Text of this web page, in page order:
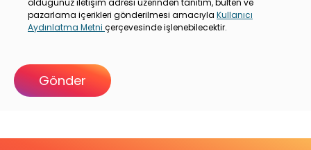
olduğunuz iletişim adresi üzerinden tanıtım, bülten ve
pazarlama içerikleri gönderilmesi amacıyla Kullanıcı
Aydınlatma Metni çerçevesinde işlenebilecektir.